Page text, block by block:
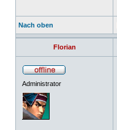
Nach oben
Florian
Administrator